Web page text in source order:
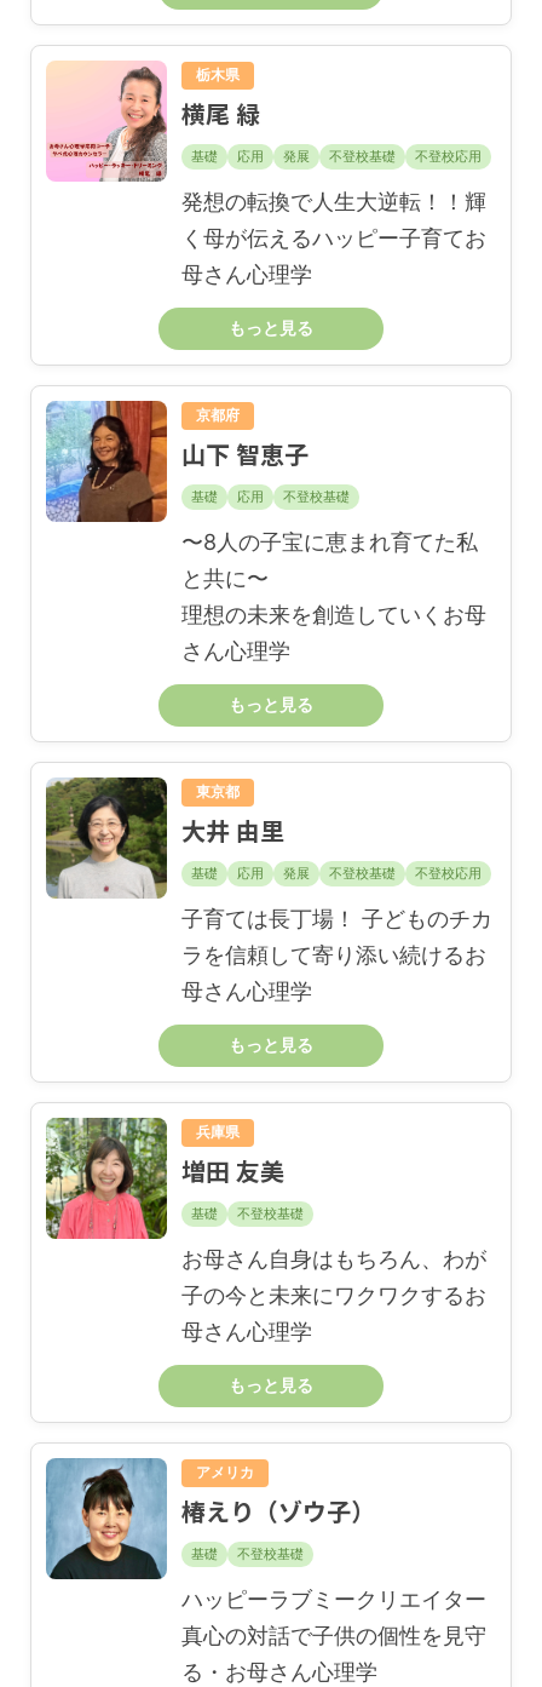
栃木県
横尾 緑
基礎 応用 発展 不登校基礎 不登校応用
発想の転換で人生大逆転！！輝
く母が伝えるハッピー子育てお
母さん心理学
もっと見る
京都府
山下 智恵子
基礎 応用 不登校基礎
〜8人の子宝に恵まれ育てた私
と共に〜
理想の未来を創造していくお母
さん心理学
もっと見る
東京都
大井 由里
基礎 応用 発展 不登校基礎 不登校応用
子育ては長丁場！ 子どものチカ
ラを信頼して寄り添い続けるお
母さん心理学
もっと見る
兵庫県
増田 友美
基礎 不登校基礎
お母さん自身はもちろん、わが
子の今と未来にワクワクするお
母さん心理学
もっと見る
アメリカ
椿えり（ゾウ子）
基礎 不登校基礎
ハッピーラブミークリエイター
真心の対話で子供の個性を見守
る・お母さん心理学